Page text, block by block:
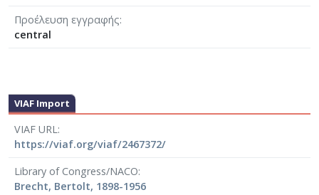
Προέλευση εγγραφής
central
VIAF Import
VIAF URL
https://viaf.org/viaf/2467372/
Library of Congress/NACO
Brecht, Bertolt, 1898-1956